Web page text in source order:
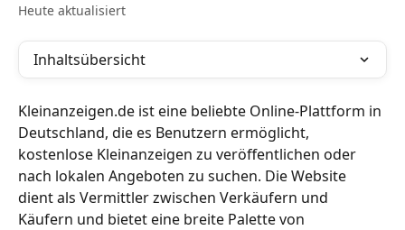
Heute aktualisiert
Inhaltsübersicht
Kleinanzeigen.de ist eine beliebte Online-Plattform in
Deutschland, die es Benutzern ermöglicht,
kostenlose Kleinanzeigen zu veröffentlichen oder
nach lokalen Angeboten zu suchen. Die Website
dient als Vermittler zwischen Verkäufern und
Käufern und bietet eine breite Palette von